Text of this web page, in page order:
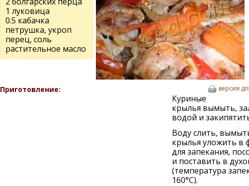
1 луковица
0.5 кабачка
петрушка, укроп
перец, соль
растительное масло
Приготовление: версия
Куриные
крылья вымыть,
водой и
Воду слить,
крылья уложить в
для запекания,
и поставить в
(температура
160°С).